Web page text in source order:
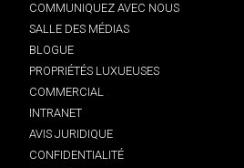
COMMUNIQUEZ AVEC NOUS
SALLE DES MÉDIAS
BLOGUE
PROPRIÉTÉS LUXUEUSES
COMMERCIAL
INTRANET
AVIS JURIDIQUE
CONFIDENTIALITÉ